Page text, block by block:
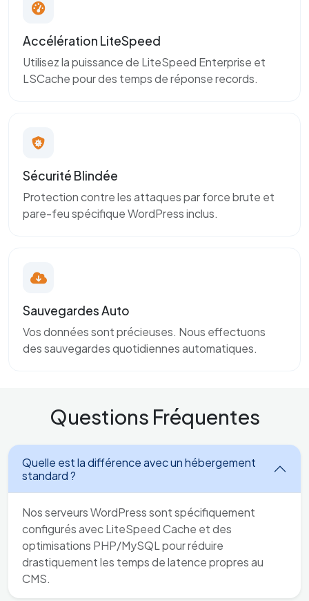
Accélération LiteSpeed
Utilisez la puissance de LiteSpeed Enterprise et
LSCache pour des temps de réponse records.
Sécurité Blindée
Protection contre les attaques par force brute et
pare-feu spécifique WordPress inclus.
Sauvegardes Auto
Vos données sont précieuses. Nous effectuons
des sauvegardes quotidiennes automatiques.
Questions Fréquentes
Quelle est la différence avec un hébergement
standard ?
Nos serveurs WordPress sont spécifiquement
configurés avec LiteSpeed Cache et des
optimisations PHP/MySQL pour réduire
drastiquement les temps de latence propres au
CMS.